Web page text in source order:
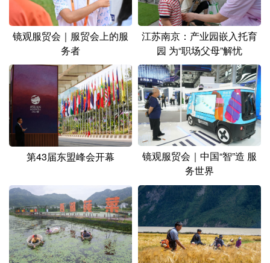
多语种频道
Français عربى
Русский язык 日本語 한국어
Deutsch Português
镜观服贸会｜服贸会上的服
务者
江苏南京：产业园嵌入托育
园 为“职场父母”解忧
第43届东盟峰会开幕
镜观服贸会｜中国“智”造 服
务世界